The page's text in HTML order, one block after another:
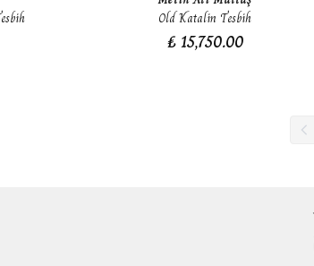
Old Katalin Tesbih
₺ 15,750.00